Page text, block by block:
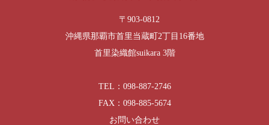
〒903-0812
沖縄県那覇市首里当蔵町2丁目16番地
首里染織館suikara 3階
TEL：098-887-2746
FAX：098-885-5674
お問い合わせ